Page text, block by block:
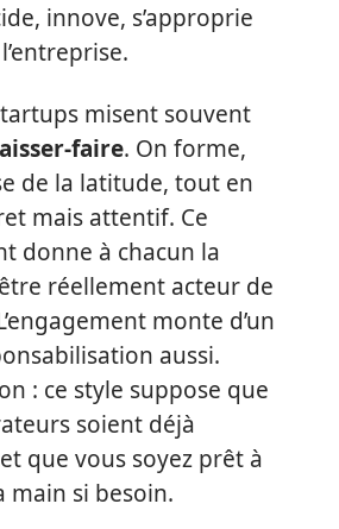
innove, s’approprie
misent souvent
faire. On forme,
de la latitude, tout en
mais attentif. Ce
donne à chacun la
réellement acteur de
monte d’un
aussi.
: ce style suppose que
soient déjà
que vous soyez prêt à
main si besoin.